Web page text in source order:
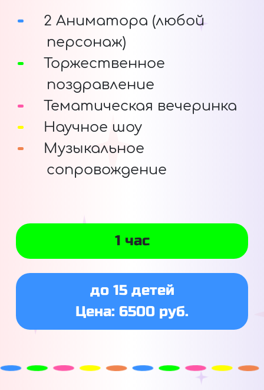
2 Аниматора (любой
персонаж)
Торжественное
поздравление
Тематическая вечеринка
Научное шоу
Музыкальное
сопровождение
1 час
до 15 детей
Цена: 6500 руб.